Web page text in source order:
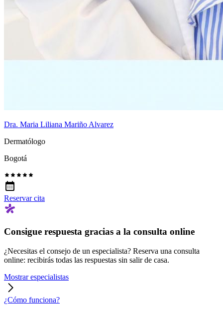
Dra. Maria Liliana Mariño Alvarez
Dermatólogo
Bogotá
Reservar cita
Consigue respuesta gracias a la consulta online
¿Necesitas el consejo de un especialista? Reserva una consulta
online: recibirás todas las respuestas sin salir de casa.
Mostrar especialistas
¿Cómo funciona?